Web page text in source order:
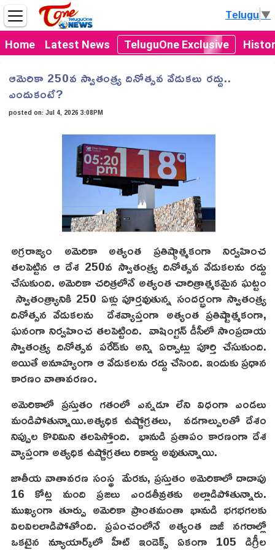
Home Latest News TeluguOne Exclusive
Telugu▼
ఆమెరికా 250వ స్వాతంత్ర్య దినోత్సవ వేడుకలు రద్దు..
ఎందుకంటే?
posted on:Jul 4, 2026 3:08PM
అగ్రరాజ్యం అమెరికా అత్యంత ప్రతిష్ఠాత్మకంగా నిర్వహించ
తలపెట్టిన ఆ దేశ 250వ స్వాతంత్ర్య దినోత్సవ వేడుకలను రద్దు
చేసుకుంది. అమెరికా చరిత్రలోనే అత్యంత చారిత్రాత్మకమైన ఘట్టం
స్వాతంత్య్రానికి 250 ఏళ్లు పూర్తవుతున్న సందర్భంగా స్వాతంత్ర్య
దినోత్సన వేడుకలను దేశవ్యాప్తంగా అత్యంత ప్రతిష్టాత్మకంగా,
ఘనంగా నిర్వహించ తలపెట్టింది. వాషింగ్టన్ డీసీలో సాంప్రదాయ
స్వాతంత్ర్య దినోత్సవ పరేడ్‌కు అన్ని ఏర్పాట్లు పూర్తి చేసుకుంది.
అయితే అనూహ్యంగా ఆ వేడుకలను రద్దు చేసింది. ఇందుకు ప్రధాన
కారణం వాతావరణం.
అమెరికాలో ప్రస్తుతం గతంలో ఎన్నడూ లేని విధంగా ఎండలు
మండిపోతున్నాయి.అత్యధిక ఉష్ణోగ్రతలు, వడగాల్పులతో దేశం
నిప్పుల కొలిమిని తలపిస్తోంది. భానుడి ప్రతాపం కారణంగా దేశ
వ్యాప్తంగా అత్యధిక ఉష్ణోగ్రతలు రికార్డు అవుతున్నాయి.
జాతీయ వాతావరణ సంస్థ మేరకు, ప్రస్తుతం అమెరికాలో దాదాపు
16 కోట్ల మంది ప్రజలు ఎండతీవ్రతకు అల్లాడిపోతున్నారు.
ముఖ్యంగా తూర్పు అమెరికా ప్రాంతమంతా భానుడి భగభగలకు
విలవిలలాడిపోతోంది. ప్రపంచంలోనే అత్యంత బిజీ నగరాల్లో
ఒకటైన న్యూయార్క్‌లో హీట్ ఇండెక్స్ ఏకంగా 105 డిగ్రీల